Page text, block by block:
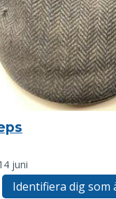
juni
Identifiera dig som